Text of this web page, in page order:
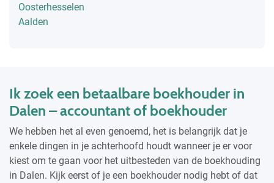
Oosterhesselen
Aalden
Ik zoek een betaalbare boekhouder in
Dalen – accountant of boekhouder
We hebben het al even genoemd, het is belangrijk dat je
enkele dingen in je achterhoofd houdt wanneer je er voor
kiest om te gaan voor het uitbesteden van de boekhouding
in Dalen. Kijk eerst of je een boekhouder nodig hebt of dat